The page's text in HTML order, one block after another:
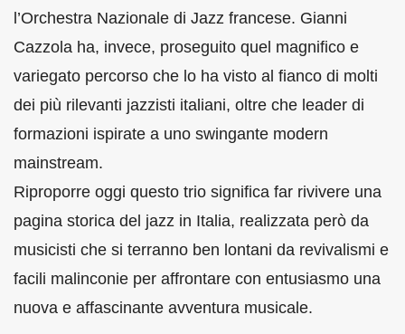
l’Orchestra Nazionale di Jazz francese. Gianni
Cazzola ha, invece, proseguito quel magnifico e
variegato percorso che lo ha visto al fianco di molti
dei più rilevanti jazzisti italiani, oltre che leader di
formazioni ispirate a uno swingante modern
mainstream.
Riproporre oggi questo trio significa far rivivere una
pagina storica del jazz in Italia, realizzata però da
musicisti che si terranno ben lontani da revivalismi e
facili malinconie per affrontare con entusiasmo una
nuova e affascinante avventura musicale.